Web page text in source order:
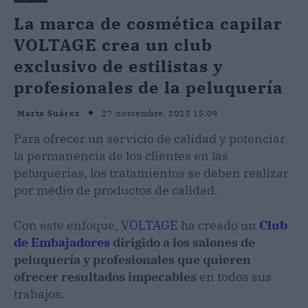
La marca de cosmética capilar
VOLTAGE crea un club
exclusivo de estilistas y
profesionales de la peluquería
Marta Suárez 27 noviembre, 2023 15:09
Para ofrecer un servicio de calidad y potenciar
la permanencia de los clientes en las
peluquerías, los tratamientos se deben realizar
por medio de productos de calidad.
Con este enfoque, VOLTAGE ha creado un Club
de Embajadores dirigido a los salones de
peluquería y profesionales que quieren
ofrecer resultados impecables en todos sus
trabajos.